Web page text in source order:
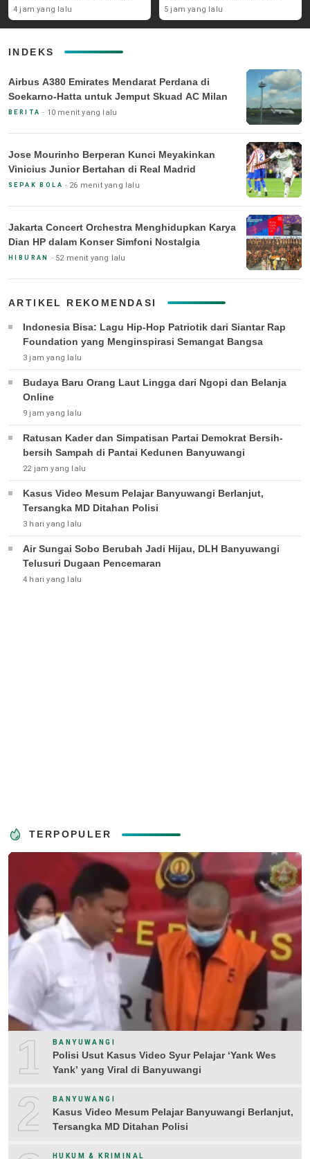
4 jam yang lalu
Disabilitas
5 jam yang lalu
INDEKS
Airbus A380 Emirates Mendarat Perdana di
Soekarno-Hatta untuk Jemput Skuad AC Milan
BERITA 10 menit yang lalu
Jose Mourinho Berperan Kunci Meyakinkan
Vinicius Junior Bertahan di Real Madrid
SEPAK BOLA 26 menit yang lalu
Jakarta Concert Orchestra Menghidupkan Karya
Dian HP dalam Konser Simfoni Nostalgia
HIBURAN 52 menit yang lalu
ARTIKEL REKOMENDASI
Indonesia Bisa: Lagu Hip-Hop Patriotik dari Siantar Rap
Foundation yang Menginspirasi Semangat Bangsa
3 jam yang lalu
Budaya Baru Orang Laut Lingga dari Ngopi dan Belanja
Online
9 jam yang lalu
Ratusan Kader dan Simpatisan Partai Demokrat Bersih-
bersih Sampah di Pantai Kedunen Banyuwangi
22 jam yang lalu
Kasus Video Mesum Pelajar Banyuwangi Berlanjut,
Tersangka MD Ditahan Polisi
3 hari yang lalu
Air Sungai Sobo Berubah Jadi Hijau, DLH Banyuwangi
Telusuri Dugaan Pencemaran
4 hari yang lalu
TERPOPULER
1 BANYUWANGI
Polisi Usut Kasus Video Syur Pelajar ‘Yank Wes
Yank’ yang Viral di Banyuwangi
2 BANYUWANGI
Kasus Video Mesum Pelajar Banyuwangi Berlanjut,
Tersangka MD Ditahan Polisi
HUKUM & KRIMINAL